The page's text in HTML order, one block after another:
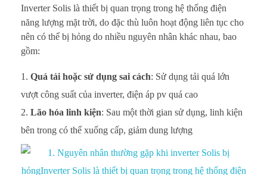
Inverter Solis là thiết bị quan trọng trong hệ thống điện
năng lượng mặt trời, do đặc thù luôn hoạt động liên tục cho
nên có thể bị hỏng do nhiều nguyên nhân khác nhau, bao
gồm:
Quá tải hoặc sử dụng sai cách: Sử dụng tải quá lớn
vượt công suất của inverter, điện áp pv quá cao
Lão hóa linh kiện: Sau một thời gian sử dụng, linh kiện
bên trong có thể xuống cấp, giảm dung lượng